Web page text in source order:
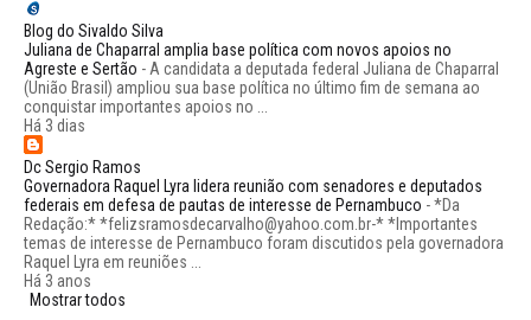
Blog do Sivaldo Silva
Juliana de Chaparral amplia base política com novos apoios no
Agreste e Sertão - A candidata a deputada federal Juliana de Chaparral
(União Brasil) ampliou sua base política no último fim de semana ao
conquistar importantes apoios no ...
Há 3 dias
Dc Sergio Ramos
Governadora Raquel Lyra lidera reunião com senadores e deputados
federais em defesa de pautas de interesse de Pernambuco -*Da
Redação:* *felizsramosdecarvalho@yahoo.com.br-* *Importantes
temas de interesse de Pernambuco foram discutidos pela governadora
Raquel Lyra em reuniões ...
Há 3 anos
Mostrar todos